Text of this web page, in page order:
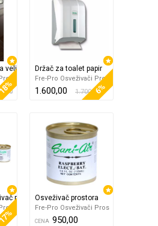
velikih prostoraDržač za toalet papir
Fre-Pro Osveživači Pros
1.600,00 1.700,006%
prostoraOsveživač prostora
Fre-Pro Osveživači Pros
CENA 950,00